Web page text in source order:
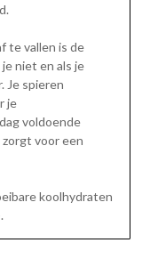
te vallen is de
niet en als je
Je spieren
je
voldoende
voor een
koolhydraten